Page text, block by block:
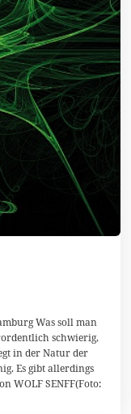
Was soll man
schwierig,
in der Natur der
Es gibt allerdings
WOLF SENFF(Foto: